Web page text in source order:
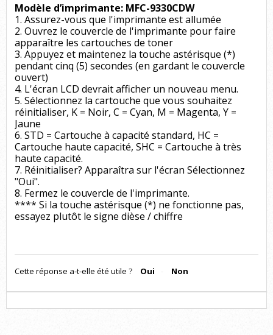
Modèle d’imprimante: MFC-9330CDW
1. Assurez-vous que l'imprimante est allumée
2. Ouvrez le couvercle de l'imprimante pour faire
apparaître les cartouches de toner
3. Appuyez et maintenez la touche astérisque (*)
pendant cinq (5) secondes (en gardant le couvercle
ouvert)
4. L'écran LCD devrait afficher un nouveau menu.
5. Sélectionnez la cartouche que vous souhaitez
réinitialiser, K = Noir, C = Cyan, M = Magenta, Y =
Jaune
6. STD = Cartouche à capacité standard, HC =
Cartouche haute capacité, SHC = Cartouche à très
haute capacité.
7. Réinitialiser? Apparaîtra sur l'écran Sélectionnez
"Oui".
8. Fermez le couvercle de l'imprimante.
**** Si la touche astérisque (*) ne fonctionne pas,
essayez plutôt le signe dièse / chiffre
Cette réponse a-t-elle été utile ? Oui Non